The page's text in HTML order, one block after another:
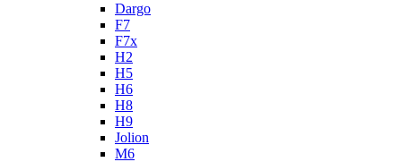
Dargo
F7
F7x
H2
H5
H6
H8
H9
Jolion
M6